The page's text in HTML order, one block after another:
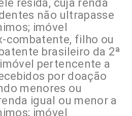
resida, cuja renda
não ultrapasse
imóvel
combatente, filho ou
brasileiro da 2ª
pertencente a
por doação
menores ou
igual ou menor a
imóvel